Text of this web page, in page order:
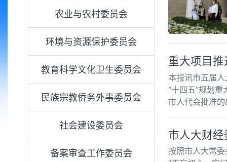
农业与农村委员会
环境与资源保护委员会
教育科学文化卫生委员会
民族宗教侨务外事委员会
社会建设委员会
备案审查工作委员会
重大项目推
本报讯市五届
“十四五”规划
市人代会批准
市人大财
按照市人大常